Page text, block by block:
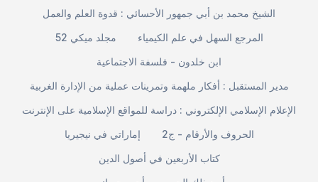
الشيخ محمد بن أبي جمهور الأحسائي : قدوة العلم والعمل
مجلد ميكي 52
المرجع السهل في علم الكيمياء
ابن خلدون - فلسفة الاجتماعية
مدير المستقبل : أفكار ملهمة وتمرينات عملية من الإدارة الغربية
الإعلام الإسلامي الإلكتروني : دراسة للمواقع الإسلامية على الإنترنت
إماراتي في نيجيريا
الحروف والأرقام - ج2
كتاب الأربعين في أصول الدين